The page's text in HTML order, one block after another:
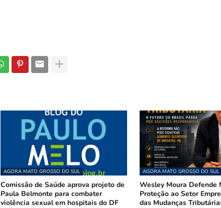
AGORA MATO GROSSO DO SUL
Comissão de Saúde aprova projeto de
Paula Belmonte para combater
violência sexual em hospitais do DF
AGORA MATO GROSSO DO SUL
Wesley Moura Defende
Proteção ao Setor
das Mudanças